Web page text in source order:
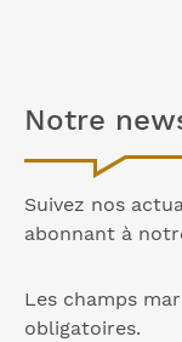
Notre
Suivez nos
abonnant à
Les champs
obligatoires.